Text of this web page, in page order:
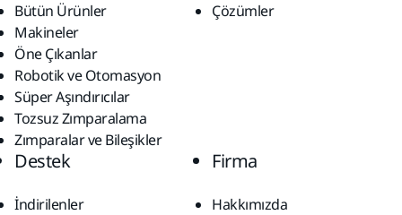
Bütün Ürünler
Makineler
Öne Çıkanlar
Robotik ve Otomasyon
Süper Aşındırıcılar
Tozsuz Zımparalama
Zımparalar ve Bileşikler
Çözümler
Destek
İndirilenler
Firma
Hakkımızda